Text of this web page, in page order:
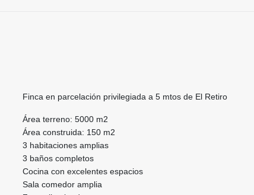
Finca en parcelación privilegiada a 5 mtos de El Retiro
Área terreno: 5000 m2
Área construida: 150 m2
3 habitaciones amplias
3 baños completos
Cocina con excelentes espacios
Sala comedor amplia